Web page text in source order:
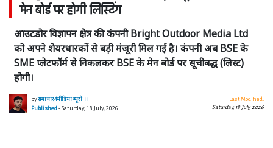
मेन बोर्ड पर होगी लिस्टिंग
आउटडोर विज्ञापन क्षेत्र की कंपनी Bright Outdoor Media Ltd
को अपने शेयरधारकों से बड़ी मंजूरी मिल गई है। कंपनी अब BSE के
SME प्लेटफॉर्म से निकलकर BSE के मेन बोर्ड पर सूचीबद्ध (लिस्ट)
होगी।
byसमाचार4मीडिया ब्यूरो ।।
Published- Saturday, 18 July, 2026
Last Modified:
Saturday, 18 July, 2026